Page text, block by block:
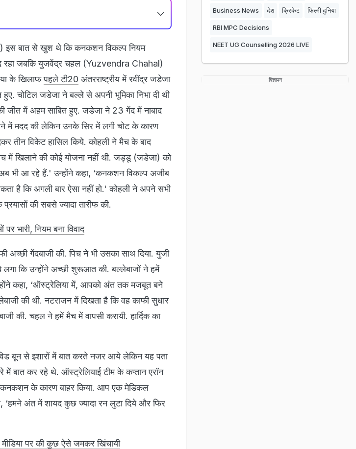
इस बात से खुश थे कि कनकशन विकल्प नियम
रहा जबकि युजवेंद्र चहल (Yuzvendra Chahal)
के खिलाफपहले टी20 अंतरराष्ट्रीय में रवींद्र जडेजा
चोटिल जडेजा ने बल्ले से अपनी भूमिका निभा दी थी
जीत में अहम साबित हुए. जडेजा ने 23 गेंद में नाबाद
में मदद की लेकिन उनके सिर में लगी चोट के कारण
तीन विकेट हासिल किये. कोहली ने मैच के बाद
में खिलाने की कोई योजना नहीं थी. जड्डू (जडेजा) को
भी आ रहे हैं.' उन्होंने कहा, ‘कनकशन विकल्प अजीब
है कि अगली बार ऐसा नहीं हो.' कोहली ने अपने सभी
की सबसे ज्यादा तारीफ की.
भारी, नियम बना विवाद
गेंदबाजी की. पिच ने भी उसका साथ दिया. युजी
लगा कि उन्होंने अच्छी शुरूआत की. बल्लेबाजों ने हमें
कहा, ‘ऑस्ट्रेलिया में, आपको अंत तक मजबूत बने
की थी. नटराजन में दिखता है कि वह काफी सुधार
की. चहल ने हमें मैच में वापसी करायी. हार्दिक का
बून से इशारों में बात करते नजर आये लेकिन यह पता
बात कर रहे थे. ऑस्ट्रेलियाई टीम के कप्तान एरॉन
के कारण बाहर किया. आप एक मेडिकल
‘हमने अंत में शायद कुछ ज्यादा रन लुटा दिये और फिर
पर की कुछ ऐसे जमकर खिंचायी
Business News देश क्रिकेट फिल्मी दुनिया
RBI MPC Decisions
NEET UG Counselling 2026 LIVE
विज्ञापन